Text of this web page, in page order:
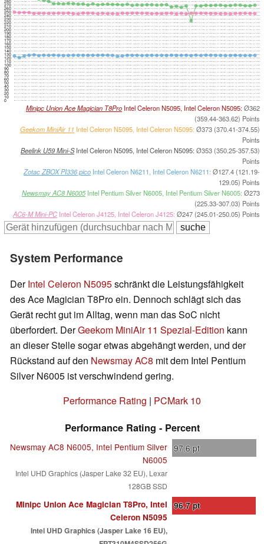
0
10
20
30
40
50
60
70
80
90
100
110
120
130
140
150
160
170
180
190
200
210
220
230
240
250
260
270
280
Minipc Union Ace Magician T8Pro Intel Celeron N5095, Intel Celeron N5095:Ø362
(359.44-363.62) Points
Geekom MiniAir 11 Intel Celeron N5095, Intel Celeron N5095:Ø373 (370.41-374.55)
Points
Beelink U59 Mini-SIntel Celeron N5095, Intel Celeron N5095: Ø353 (350.25-357.53)
Points
Zotac ZBOX PI336 pico Intel Celeron N6211, Intel Celeron N6211: Ø127.4 (121.19-
129.05) Points
Newsmay AC8 N6005Intel Pentium Silver N6005, Intel Pentium Silver N6005: Ø273
(225.33-307.03) Points
AC6-M Mini-PC Intel Celeron J4125, Intel Celeron J4125: Ø247 (245.01-250.05) Points
System Performance
DerIntel Celeron N5095schränkt die Leistungsfähigkeit
des Ace Magician T8Pro ein. Dennoch schlägt sich das
Gerät recht gut im Alltag, wenn man das SoC nicht
überfordert. DerGeekom MiniAir 11 Spezial-Edition kann
an dieser Stelle sogar etwas abgehängt werden, und der
Rückstand auf den Newsmay AC8 mit dem Intel Pentium
Silver N6005 ist verschwindend gering.
Performance Rating | PCMark 10
Performance Rating - Percent
Newsmay AC8 N6005, Intel Pentium Silver
N6005
Intel UHD Graphics (Jasper Lake 32 EU), Lexar
128GB SSD
97.6 pt
Minipc Union Ace Magician T8Pro, Intel
Celeron N5095
Intel UHD Graphics (Jasper Lake 16 EU),
96.7pt